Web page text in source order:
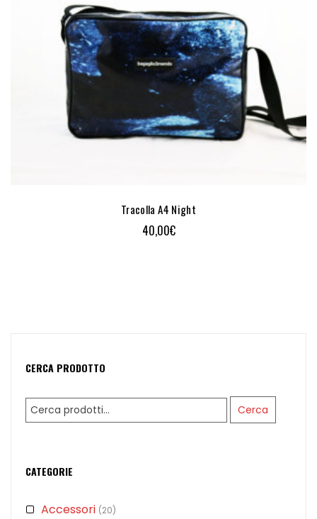
CERCA PRODOTTO
Cerca: Cerca
CATEGORIE
Accessori (20)
Tracolla A4 Night
40,00€